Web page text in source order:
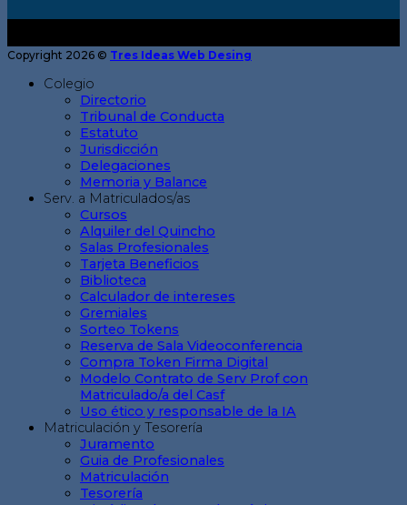
Copyright 2026 © Tres Ideas Web Desing
Colegio
Directorio
Tribunal de Conducta
Estatuto
Jurisdicción
Delegaciones
Memoria y Balance
Serv. a Matriculados/as
Cursos
Alquiler del Quincho
Salas Profesionales
Tarjeta Beneficios
Biblioteca
Calculador de intereses
Gremiales
Sorteo Tokens
Reserva de Sala Videoconferencia
Compra Token Firma Digital
Modelo Contrato de Serv Prof con
Matriculado/a del Casf
Uso ético y responsable de la IA
Matriculación y Tesorería
Juramento
Guia de Profesionales
Matriculación
Tesorería